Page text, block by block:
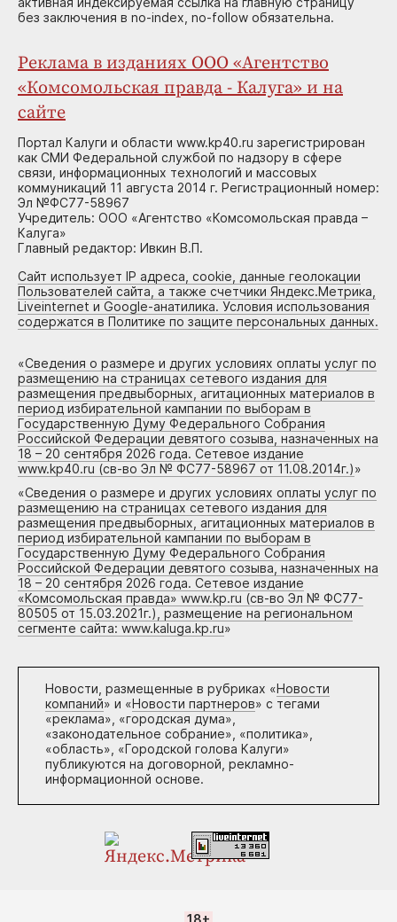
без заключения в no-index, no-follow обязательна.
Реклама в изданиях ООО «Агентство
«Комсомольская правда - Калуга» и на
сайте
Портал Калуги и области www.kp40.ru зарегистрирован
как СМИ Федеральной службой по надзору в сфере
связи, информационных технологий и массовых
коммуникаций 11 августа 2014 г. Регистрационный номер:
Эл №ФС77-58967
Учредитель: ООО «Агентство «Комсомольская правда –
Калуга»
Главный редактор: Ивкин В.П.
Сайт использует IP адреса, cookie, данные геолокации
Пользователей сайта, а также счетчики Яндекс.Метрика,
Liveinternet и Google-анатилика. Условия использования
содержатся в Политике по защите персональных данных.
«Сведения о размере и других условиях оплаты услуг по
размещению на страницах сетевого издания для
размещения предвыборных, агитационных материалов в
период избирательной кампании по выборам в
Государственную Думу Федерального Собрания
Российской Федерации девятого созыва, назначенных на
18 – 20 сентября 2026 года. Сетевое издание
www.kp40.ru (св-во Эл № ФС77-58967 от 11.08.2014г.)»
«Сведения о размере и других условиях оплаты услуг по
размещению на страницах сетевого издания для
размещения предвыборных, агитационных материалов в
период избирательной кампании по выборам в
Государственную Думу Федерального Собрания
Российской Федерации девятого созыва, назначенных на
18 – 20 сентября 2026 года. Сетевое издание
«Комсомольская правда» www.kp.ru (св-во Эл № ФС77-
80505 от 15.03.2021г.), размещение на региональном
сегменте сайта: www.kaluga.kp.ru»
Новости, размещенные в рубриках «Новости
компаний» и «Новости партнеров» с тегами
«реклама», «городская дума»,
«законодательное собрание», «политика»,
«область», «Городской голова Калуги»
публикуются на договорной, рекламно-
информационной основе.
18+